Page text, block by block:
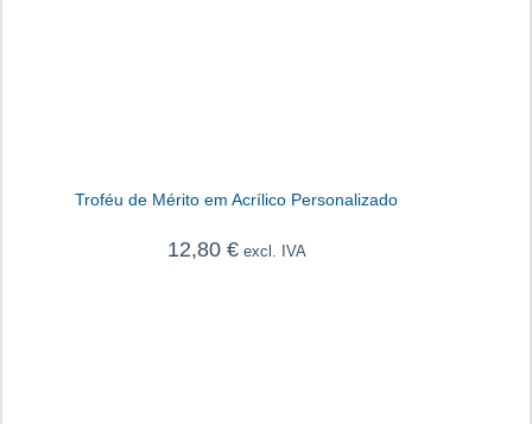
Troféu de Mérito em Acrílico Personalizado
12,80 €excl. IVA